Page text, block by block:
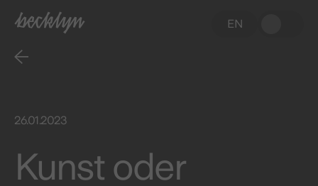
EN
26.01.2023
Kunst oder